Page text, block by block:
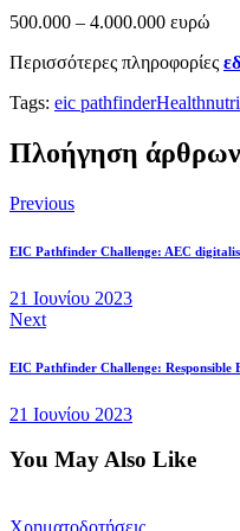
500.000 – 4.000.000 ευρώ
Περισσότερες πληροφορίες
Tags: eic pathfinderHealth
Πλοήγηση άρθρων
Previous
EIC Pathfinder Challenge: AEC
21 Ιουνίου 2023
Next
EIC Pathfinder Challenge: Responsible
21 Ιουνίου 2023
You May Also Like
Χρηματοδοτήσεις